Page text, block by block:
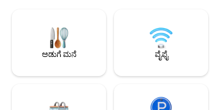
ಫಾರ್ಮಸಿ ಮತ್ತು ರೆಸ್ಟೋರೆಂಟ್‌ಗಳಿಗೆ ಹತ್ತಿರದಲ್ಲಿದೆ •
ಸಂಪೂರ್ಣವಾಗಿ ಸುಸಜ್ಜಿತ ಅಪಾರ್ಟ್‌ಮೆಂಟ್ • ವೈ-ಫೈ
ಟೂರಿಸ್ಮೊ ಡಿ
ನೋಂದಣಿ (34628
ಅಡುಗೆ ಮನೆ ವೈಫೈ